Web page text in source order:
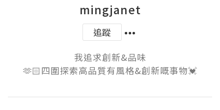
mingjanet
追蹤
我追求創新&品味
🫶🏻四圍探索高品質有風格&創新嘅事物💓